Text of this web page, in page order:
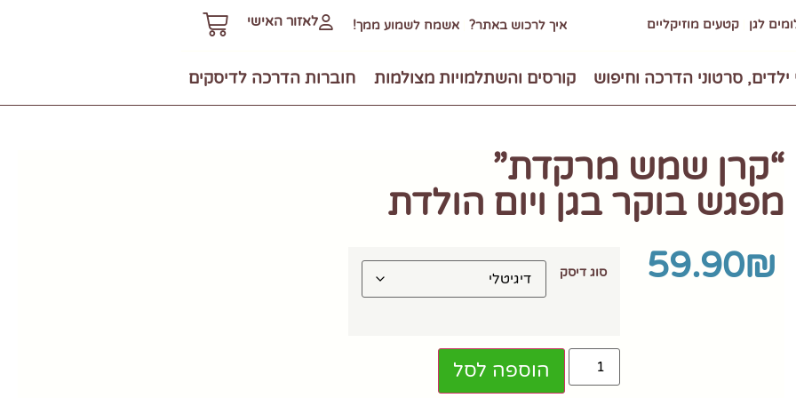
לגן קטעים מוזיקליים איך לרכוש באתר? אשמח לשמוע ממך! לאזור האישי
ילדים, סרטוני הדרכה וחיפוש קורסים והשתלמויות מצולמות חוברות הדרכה לדיסקים
“קרן שמש מרקדת”
מפגש בוקר בגן ויום הולדת
59.90₪ סוג דיסק
הוספה לסל